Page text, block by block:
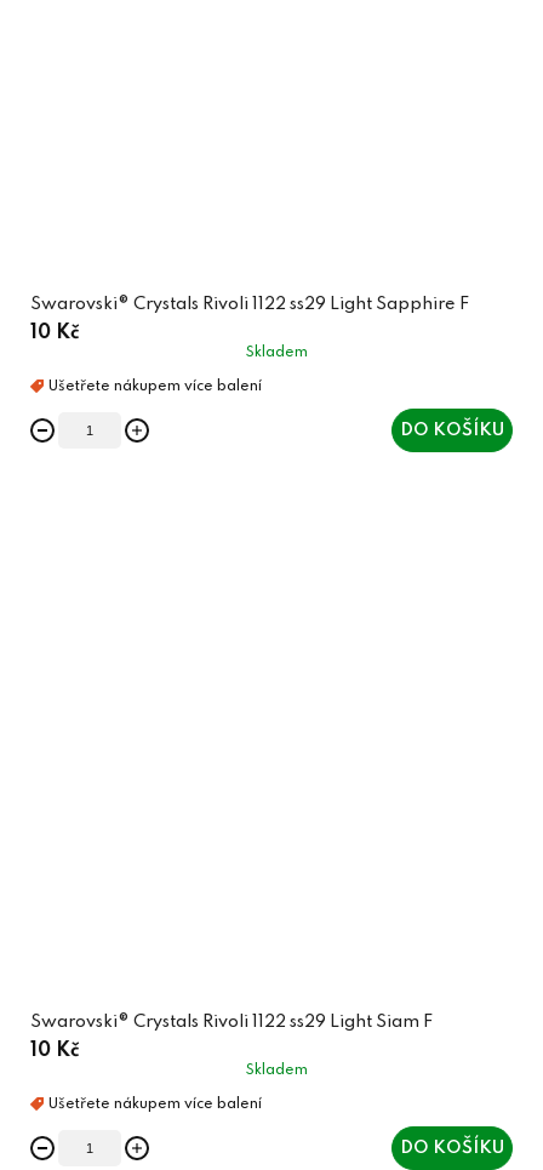
Swarovski® Crystals Rivoli 1122 ss29 Light Sapphire F
10 Kč
Skladem
DO KOŠÍKU
Swarovski® Crystals Rivoli 1122 ss29 Light Siam F
10 Kč
Skladem
DO KOŠÍKU